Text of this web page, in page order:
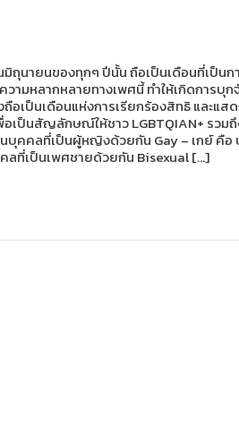
ถุนายนของทุกๆ ปีนั้น ถือเป็นเดือนที่เป็
ามหลากหลายทางเพศนี้ ทำให้เกิดการ
เป็นเดือนแห่งการเรียกร้องสิทธิ และแ
ป็นสัญลักษณ์ให้ชาว LGBTQIAN+ รวม
บุคคลที่เป็นผู้หญิงด้วยกัน Gay – เกย์
ลที่เป็นเพศชายด้วยกัน Bisexual […]